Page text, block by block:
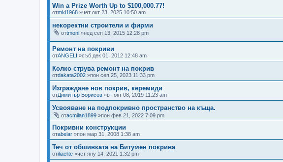
Win a Prize Worth Up to $100,000.77!
отmkl1968 »чет окт 23, 2025 10:50 am
некоректни строители и фирми
отtmoni »нед сеп 13, 2015 12:28 pm
Ремонт на покриви
отANGELI »съб дек 01, 2012 12:48 am
Колко струва ремонт на покрив
отdakata2002 »пон сеп 25, 2023 11:33 pm
Изграждане нов покрив, керемиди
отДимитър Борисов »вт окт 08, 2019 11:23 am
Усвояване на подпокривно пространство на къща.
отacmilan1899 »пон фев 21, 2022 7:09 pm
Покривни конструкции
отabelar »пон мар 31, 2008 1:38 am
Теч от обшивката на Битумен покрива
отiliaelite »чет яну 14, 2021 1:32 pm